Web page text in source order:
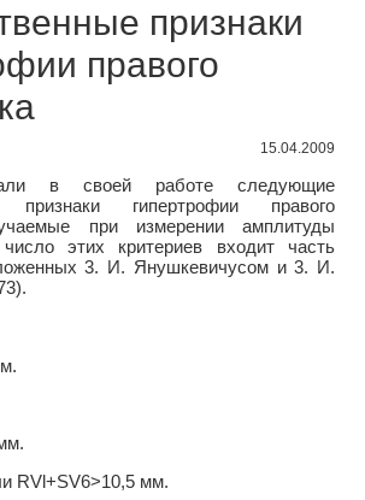
признаки
правого
15.04.2009
в своей работе следующие
признаки гипертрофии правого
при измерении амплитуды
этих критериев входит часть
3. И. Янушкевичусом и 3. И.
RVl+SV6>10,5 мм.